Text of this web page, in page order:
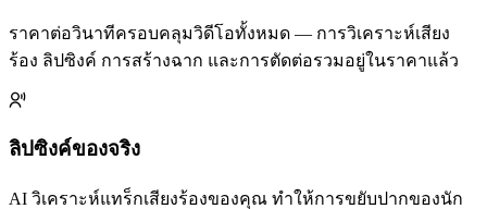
ราคาต่อวินาทีครอบคลุมวิดีโอทั้งหมด — การวิเคราะห์เสียง
ร้อง ลิปซิงค์ การสร้างฉาก และการตัดต่อรวมอยู่ในราคาแล้ว
ลิปซิงค์ของจริง
AI วิเคราะห์แทร็กเสียงร้องของคุณ ทำให้การขยับปากของนัก